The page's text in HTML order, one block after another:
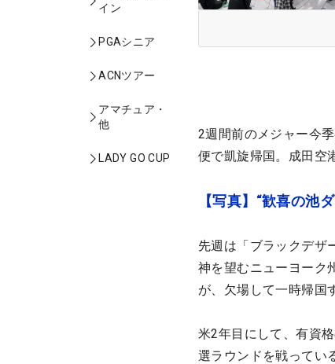
イン
PGAシニア
ACNツアー
アマチュア・
他
LADY GO CUP
2週間前のメジャー今
便で凱旋帰国。成田空
【写真】“歓喜の池
先週は「ブラックデザ
神を望むニューヨーク
が、欠場して一時帰国
米2年目にして、有資
選ラウンドを戦ってい